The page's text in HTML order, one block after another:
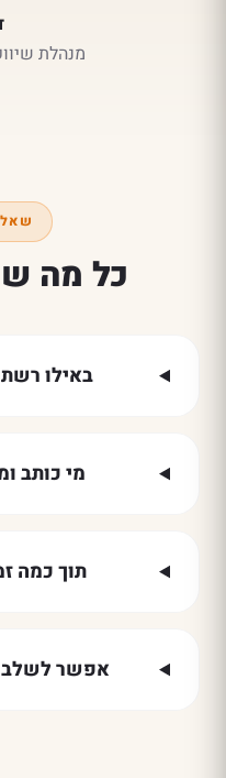
מנהלת
כל מה ש
באילו
מי כותב
תוך כמה
אפשר לשלב